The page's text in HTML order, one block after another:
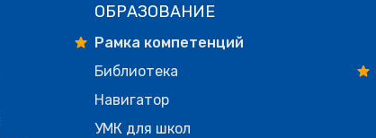
ОБРАЗОВАНИЕ
Рамка компетенций
Библиотека
Навигатор
УМК для школ